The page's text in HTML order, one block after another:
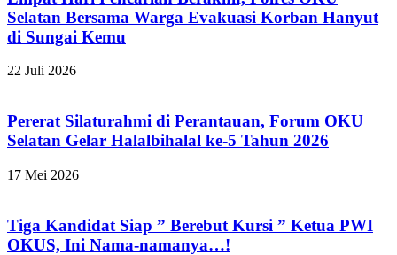
Selatan Bersama Warga Evakuasi Korban Hanyut
di Sungai Kemu
22 Juli 2026
Pererat Silaturahmi di Perantauan, Forum OKU
Selatan Gelar Halalbihalal ke-5 Tahun 2026
17 Mei 2026
Tiga Kandidat Siap ” Berebut Kursi ” Ketua PWI
OKUS, Ini Nama-namanya…!